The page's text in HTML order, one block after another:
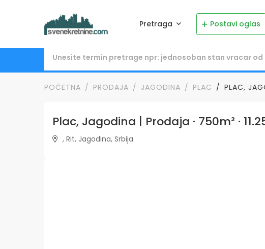
Pretraga Postavi oglas
POČETNA PRODAJA JAGODINA PLAC PLAC,
Plac, Jagodina | Prodaja · 750m² ·
, Rit, Jagodina, Srbija